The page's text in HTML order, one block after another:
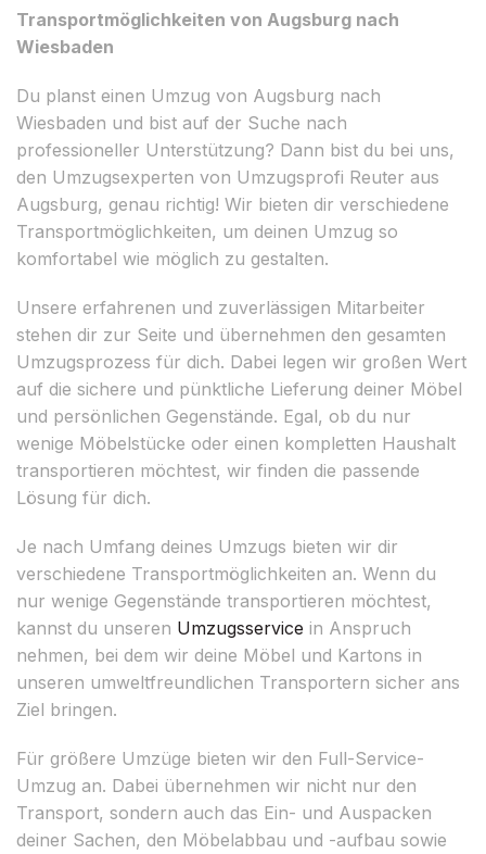
Transportmöglichkeiten von Augsburg nach
Wiesbaden
Du planst einen Umzug von Augsburg nach
Wiesbaden und bist auf der Suche nach
professioneller Unterstützung? Dann bist du bei uns,
den Umzugsexperten von Umzugsprofi Reuter aus
Augsburg, genau richtig! Wir bieten dir verschiedene
Transportmöglichkeiten, um deinen Umzug so
komfortabel wie möglich zu gestalten.
Unsere erfahrenen und zuverlässigen Mitarbeiter
stehen dir zur Seite und übernehmen den gesamten
Umzugsprozess für dich. Dabei legen wir großen Wert
auf die sichere und pünktliche Lieferung deiner Möbel
und persönlichen Gegenstände. Egal, ob du nur
wenige Möbelstücke oder einen kompletten Haushalt
transportieren möchtest, wir finden die passende
Lösung für dich.
Je nach Umfang deines Umzugs bieten wir dir
verschiedene Transportmöglichkeiten an. Wenn du
nur wenige Gegenstände transportieren möchtest,
kannst du unseren Umzugsservice in Anspruch
nehmen, bei dem wir deine Möbel und Kartons in
unseren umweltfreundlichen Transportern sicher ans
Ziel bringen.
Für größere Umzüge bieten wir den Full-Service-
Umzug an. Dabei übernehmen wir nicht nur den
Transport, sondern auch das Ein- und Auspacken
deiner Sachen, den Möbelabbau und -aufbau sowie